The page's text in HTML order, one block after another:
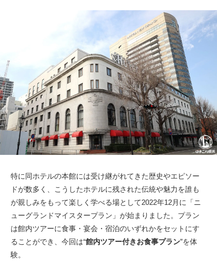
特に同ホテルの本館には受け継がれてきた歴史やエピソー
ドが数多く、こうしたホテルに残された伝統や魅力を誰も
が親しみをもって楽しく学べる場として2022年12月に「ニ
ューグランドマイスタープラン」が始まりました。プラン
は館内ツアーに食事・宴会・宿泊のいずれかをセットにす
ることができ、今回は“館内ツアー付きお食事プラン”を体
験。